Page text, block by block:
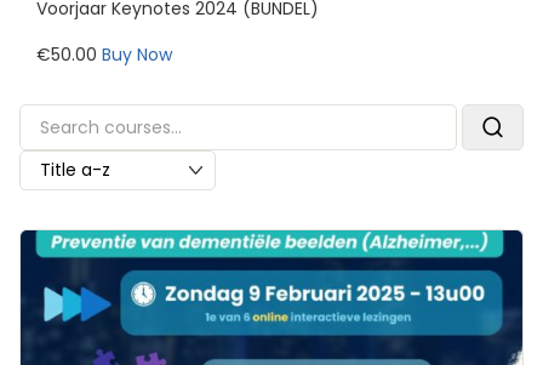
Voorjaar Keynotes 2024 (BUNDEL)
€50.00 Buy Now